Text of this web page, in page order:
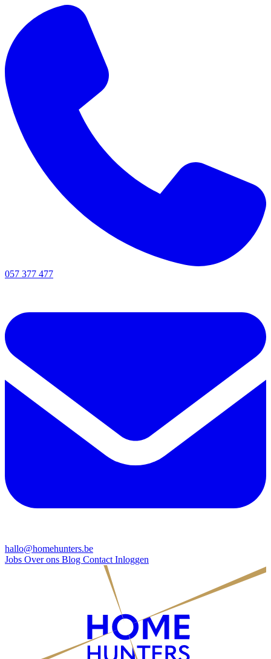
057 377 477
hallo@homehunters.be
Jobs Over ons Blog Contact Inloggen